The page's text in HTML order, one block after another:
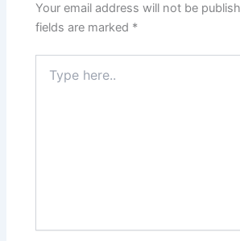
Your email address will not be
fields are marked *
here..